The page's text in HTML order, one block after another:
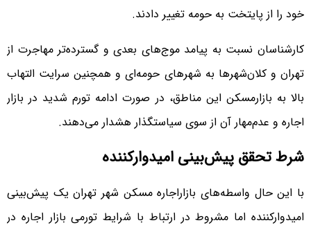
خود را از پایتخت به حومه تغییر دادند.
کارشناسان نسبت به پیامد موج‌‌‌‌های بعدی و گسترده‌‌‌‌تر مهاجرت از
تهران و کلان‌شهرها به شهرهای حومه‌‌‌‌ای و همچنین سرایت التهاب
بالا به بازارمسکن این مناطق، در صورت ادامه تورم شدید در بازار
اجاره و عدم‌مهار آن از سوی سیاستگذار هشدار می‌دهند.
شرط تحقق پیش‌بینی امیدوارکننده
با این حال واسطه‌‌‌‌های بازاراجاره مسکن شهر تهران یک پیش‌بینی
امیدوارکننده اما مشروط در ارتباط با شرایط تورمی بازار اجاره در